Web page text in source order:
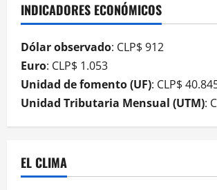
INDICADORES ECONÓMICOS
Dólar observado: CLP$ 912
Euro: CLP$ 1.053
Unidad de fomento (UF): CLP$
Unidad Tributaria Mensual (UTM):
EL CLIMA